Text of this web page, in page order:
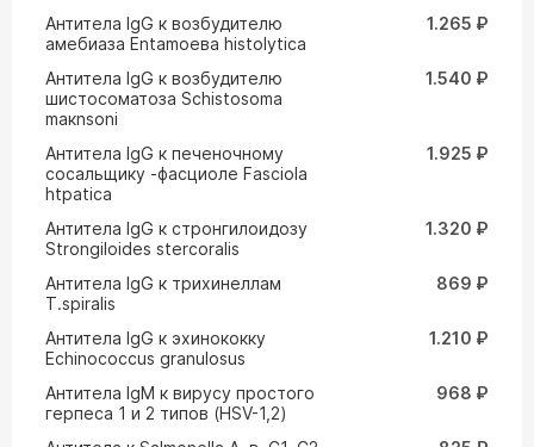
Антитела IgG к возбудителю
амебиаза Entamoeвa histolytica
1.265 ₽
Антитела IgG к возбудителю
шистосоматоза Schistosoma
maкnsoni
1.540 ₽
Антитела IgG к печеночному
сосальщику -фасциоле Fasciola
htpatica
1.925 ₽
Антитела IgG к стронгилоидозу
Strongiloides stercoralis
1.320 ₽
Антитела IgG к трихинеллам
T.spiralis
869 ₽
Антитела IgG к эхинококку
Echinococcus granulosus
1.210 ₽
Антитела IgM к вирусу простого
герпеса 1 и 2 типов (HSV-1,2)
968 ₽